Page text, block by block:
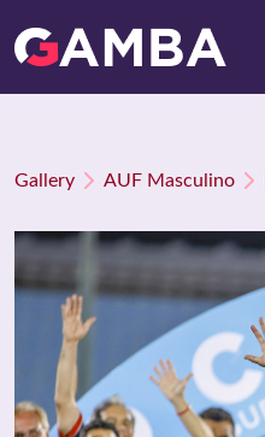
Gallery AUF Masculino